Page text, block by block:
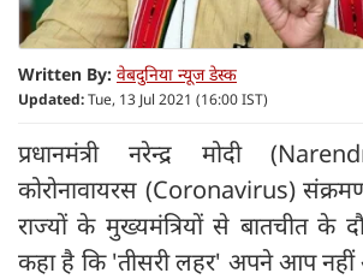
Written By: वेबदुनिया न्यूज डेस्क
Updated:Tue, 13 Jul 2021 (16:00 IST)
प्रधानमंत्री नरेन्द्र मोदी
कोरोनावायरस (Coronavirus)
राज्यों के मुख्‍यमंत्रियों से बातचीत के
कहा है कि 'तीसरी लहर' अपने आप नहीं